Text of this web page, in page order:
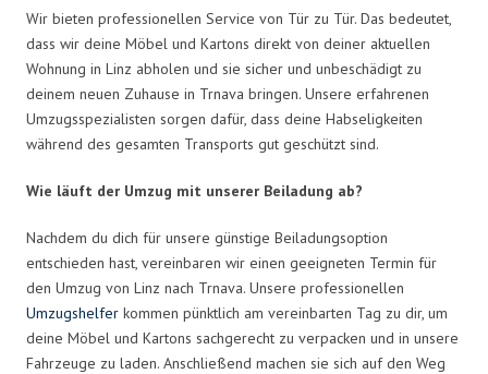
Wir bieten professionellen Service von Tür zu Tür. Das bedeutet,
dass wir deine Möbel und Kartons direkt von deiner aktuellen
Wohnung in Linz abholen und sie sicher und unbeschädigt zu
deinem neuen Zuhause in Trnava bringen. Unsere erfahrenen
Umzugsspezialisten sorgen dafür, dass deine Habseligkeiten
während des gesamten Transports gut geschützt sind.
Wie läuft der Umzug mit unserer Beiladung ab?
Nachdem du dich für unsere günstige Beiladungsoption
entschieden hast, vereinbaren wir einen geeigneten Termin für
den Umzug von Linz nach Trnava. Unsere professionellen
Umzugshelfer kommen pünktlich am vereinbarten Tag zu dir, um
deine Möbel und Kartons sachgerecht zu verpacken und in unsere
Fahrzeuge zu laden. Anschließend machen sie sich auf den Weg